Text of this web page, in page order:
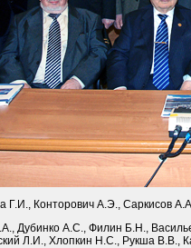
Г.И., Конторович А.Э., Саркисов
Дубинко А.С., Филин Б.Н.,
Л.И., Хлопкин Н.С., Рукша В.В.,